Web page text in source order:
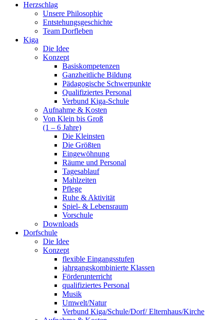
Herzschlag
Unsere Philosophie
Entstehungsgeschichte
Team Dorfleben
Kiga
Die Idee
Konzept
Basiskompetenzen
Ganzheitliche Bildung
Pädagogische Schwerpunkte
Qualifiziertes Personal
Verbund Kiga-Schule
Aufnahme & Kosten
Von Klein bis Groß
(1 – 6 Jahre)
Die Kleinsten
Die Größten
Eingewöhnung
Räume und Personal
Tagesablauf
Mahlzeiten
Pflege
Ruhe & Aktivität
Spiel- & Lebensraum
Vorschule
Downloads
Dorfschule
Die Idee
Konzept
flexible Eingangsstufen
jahrgangskombinierte Klassen
Förderunterricht
qualifiziertes Personal
Musik
Umwelt/Natur
Verbund Kiga/Schule/Dorf/ Elternhaus/Kirche